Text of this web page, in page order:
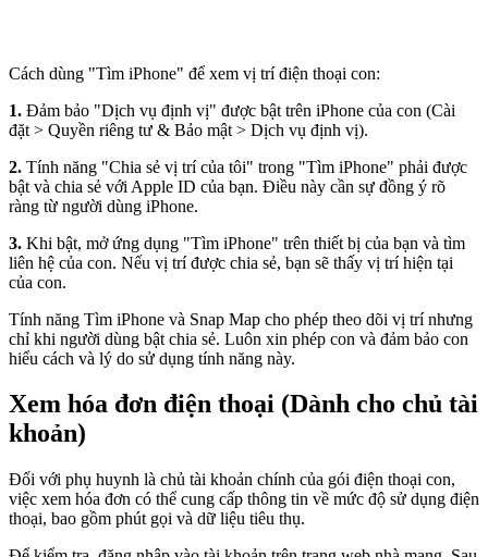
Cách dùng "Tìm iPhone" để xem vị trí điện thoại con:
1. Đảm bảo "Dịch vụ định vị" được bật trên iPhone của con (Cài
đặt > Quyền riêng tư & Bảo mật > Dịch vụ định vị).
2. Tính năng "Chia sẻ vị trí của tôi" trong "Tìm iPhone" phải được
bật và chia sẻ với Apple ID của bạn. Điều này cần sự đồng ý rõ
ràng từ người dùng iPhone.
3. Khi bật, mở ứng dụng "Tìm iPhone" trên thiết bị của bạn và tìm
liên hệ của con. Nếu vị trí được chia sẻ, bạn sẽ thấy vị trí hiện tại
của con.
Tính năng Tìm iPhone và Snap Map cho phép theo dõi vị trí nhưng
chỉ khi người dùng bật chia sẻ. Luôn xin phép con và đảm bảo con
hiểu cách và lý do sử dụng tính năng này.
Xem hóa đơn điện thoại (Dành cho chủ tài
khoản)
Đối với phụ huynh là chủ tài khoản chính của gói điện thoại con,
việc xem hóa đơn có thể cung cấp thông tin về mức độ sử dụng điện
thoại, bao gồm phút gọi và dữ liệu tiêu thụ.